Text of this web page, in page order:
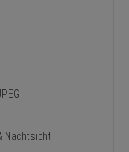
Nachtsicht